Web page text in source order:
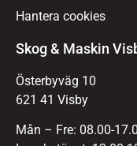
Hantera cookies
Skog & Maskin
Österbyväg 10
621 41 Visby
Mån – Fre: 08.00-